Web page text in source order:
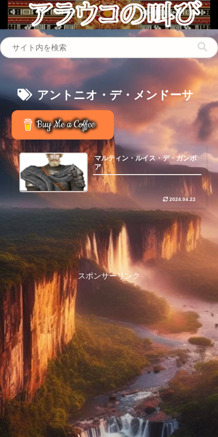
アントニオ・デ・メンドーサ
Buy Me a Coffee
マルティン・ルイス・デ・ガンボ
ア
2024.04.22
スポンサーリンク